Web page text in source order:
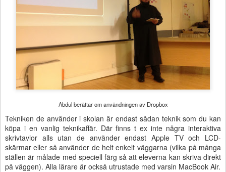
Abdul berättar om användningen av Dropbox
Tekniken de använder i skolan är endast sådan teknik som du kan
köpa i en vanlig teknikaffär. Där finns t ex inte några interaktiva
skrivtavlor alls utan de använder endast Apple TV och LCD-
skärmar eller så använder de helt enkelt väggarna (vilka på många
ställen är målade med speciell färg så att eleverna kan skriva direkt
på väggen). Alla lärare är också utrustade med varsin MacBook Air.